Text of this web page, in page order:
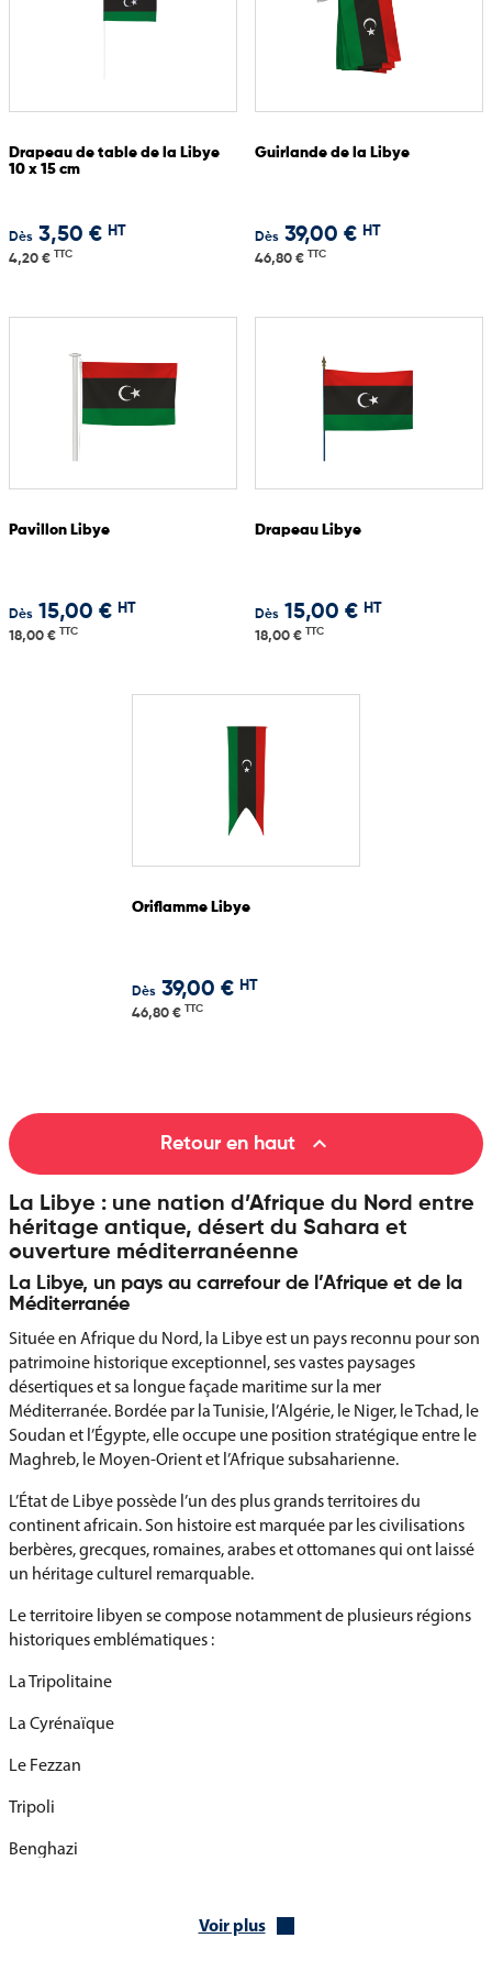
Drapeau de table de la Libye
10 x 15 cm
Dès 3,50 € HT
4,20 € TTC
Guirlande de la Libye
Dès 39,00 € HT
46,80 € TTC
Pavillon Libye
Dès 15,00 € HT
18,00 € TTC
Drapeau Libye
Dès 15,00 € HT
18,00 € TTC
Oriflamme Libye
Dès 39,00 € HT
46,80 € TTC
Retour en haut 
La Libye : une nation d’Afrique du Nord entre
héritage antique, désert du Sahara et
ouverture méditerranéenne
La Libye, un pays au carrefour de l’Afrique et de la
Méditerranée
Située en Afrique du Nord, la Libye est un pays reconnu pour son
patrimoine historique exceptionnel, ses vastes paysages
désertiques et sa longue façade maritime sur la mer
Méditerranée. Bordée par la Tunisie, l’Algérie, le Niger, le Tchad, le
Soudan et l’Égypte, elle occupe une position stratégique entre le
Maghreb, le Moyen-Orient et l’Afrique subsaharienne.
L’État de Libye possède l’un des plus grands territoires du
continent africain. Son histoire est marquée par les civilisations
berbères, grecques, romaines, arabes et ottomanes qui ont laissé
un héritage culturel remarquable.
Le territoire libyen se compose notamment de plusieurs régions
historiques emblématiques :
La Tripolitaine
La Cyrénaïque
Le Fezzan
Tripoli
Benghazi
L’histoire de la Libye remonte à l’Antiquité, lorsque les cités
Voir plus